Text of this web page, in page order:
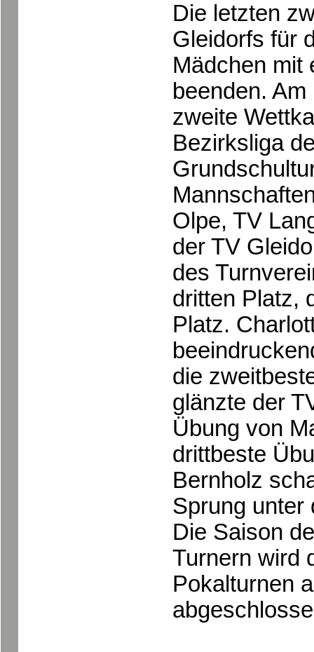
Die letzten
Gleidorfs für
Mädchen mit
beenden.
zweite
Bezirksliga
Olpe, TV
der TV
des
dritten Platz,
Platz.
die
glänzte der
Übung von
drittbeste
Bernholz
Sprung unter
Die Saison
Turnern wird
Pokalturnen